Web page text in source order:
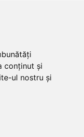
conținut și
ul nostru și